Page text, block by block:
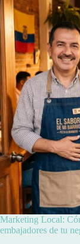
Marketing Local:
embajadores de tu